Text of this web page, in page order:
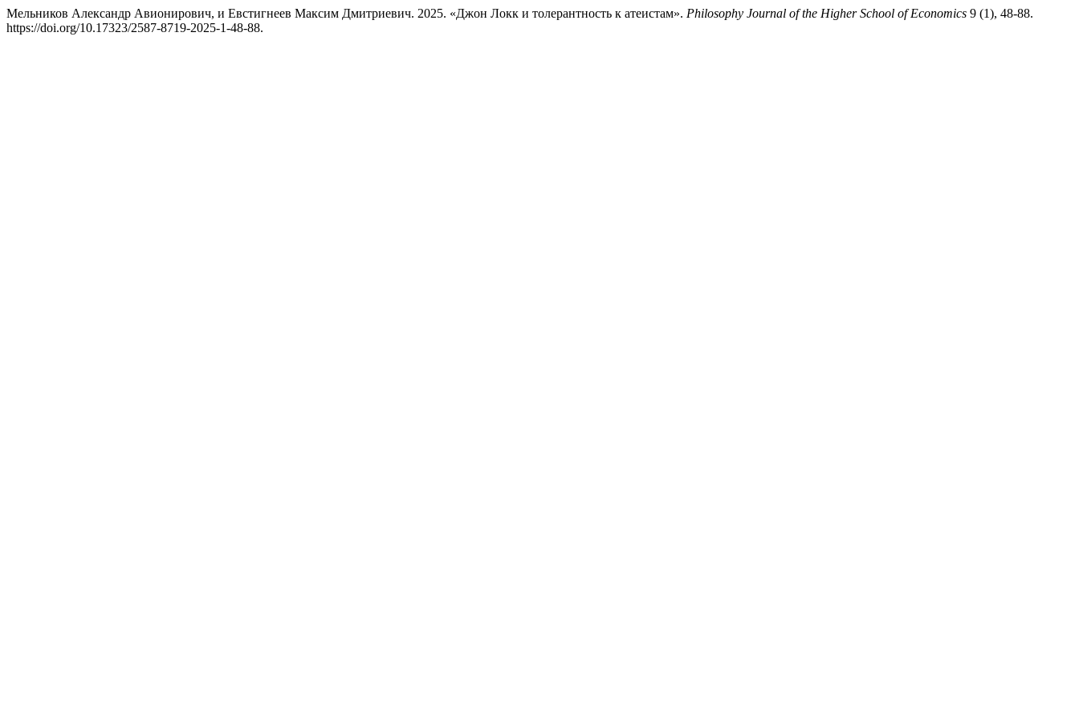
Мельников Александр Авионирович, и Евстигнеев Максим Дмитриевич. 2025. «Джон Локк и толерантность к атеистам». Philosophy Journal of the Higher School of Economics 9 (1), 48-88.
https://doi.org/10.17323/2587-8719-2025-1-48-88.